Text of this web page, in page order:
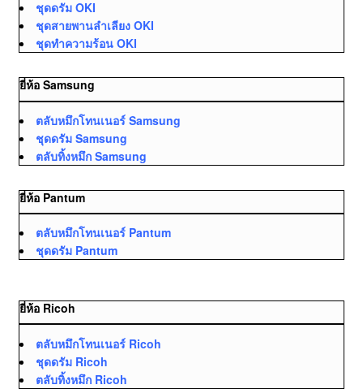
ชุดดรัม OKI
ชุดสายพานลำเลียง OKI
ชุดทำความร้อน OKI
ยี่ห้อ Samsung
ตลับหมึกโทนเนอร์ Samsung
ชุดดรัม Samsung
ตลับทิ้งหมึก Samsung
ยี่ห้อ Pantum
ตลับหมึกโทนเนอร์ Pantum
ชุดดรัม Pantum
ยี่ห้อ Ricoh
ตลับหมึกโทนเนอร์ Ricoh
ชุดดรัม Ricoh
ตลับทิ้งหมึก Ricoh